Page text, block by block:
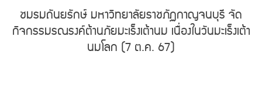
ชมรมถันยรักษ์ มหาวิทยาลัยราชภัฏกาญจนบุรี จัด
กิจกรรมรณรงค์ต้านภัยมะเร็งเต้านม เนื่องในวันมะเร็งเต้า
นมโลก (7 ต.ค. 67)